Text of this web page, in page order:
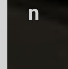
n